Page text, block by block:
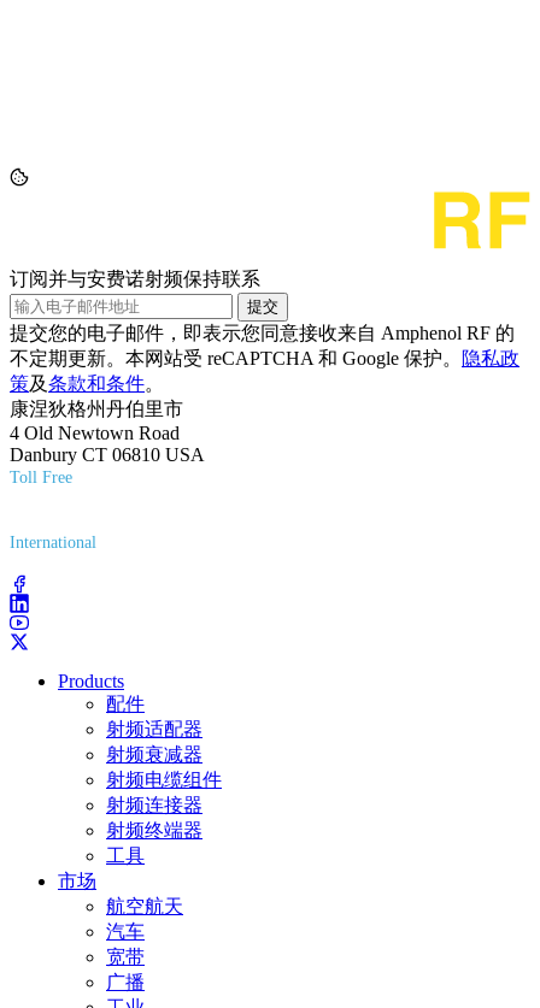
订阅并与安费诺射频保持联系
提交
提交您的电子邮件，即表示您同意接收来自 Amphenol RF 的
不定期更新。本网站受 reCAPTCHA 和 Google 保护。
隐私政
策及条款和条件。
康涅狄格州丹伯里市
4 Old Newtown Road
Danbury CT 06810 USA
Toll Free
International
Products
配件
射频适配器
射频衰减器
射频电缆组件
射频连接器
射频终端器
工具
市场
航空航天
汽车
宽带
广播